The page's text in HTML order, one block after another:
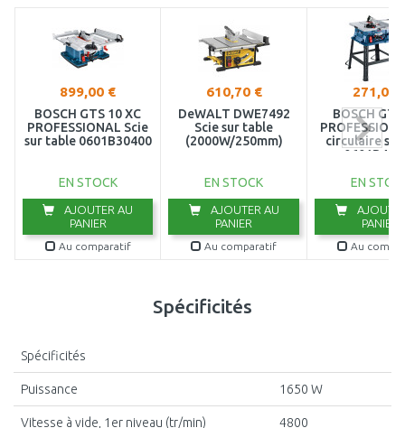
899,00 €
BOSCH GTS 10 XC
PROFESSIONAL Scie
sur table 0601B30400
EN STOCK
AJOUTER AU
PANIER
Au comparatif
610,70 €
DeWALT DWE7492
Scie sur table
(2000W/250mm)
EN STOCK
AJOUTER AU
PANIER
Au comparatif
271,00
BOSCH
circulaire
EN
PANIER
Au
Spécificités
Spécificités
Puissance 1650 W
Vitesse à vide, 1er niveau (tr/min) 4800